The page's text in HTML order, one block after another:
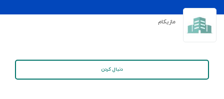
مازیکام
دنبال کردن